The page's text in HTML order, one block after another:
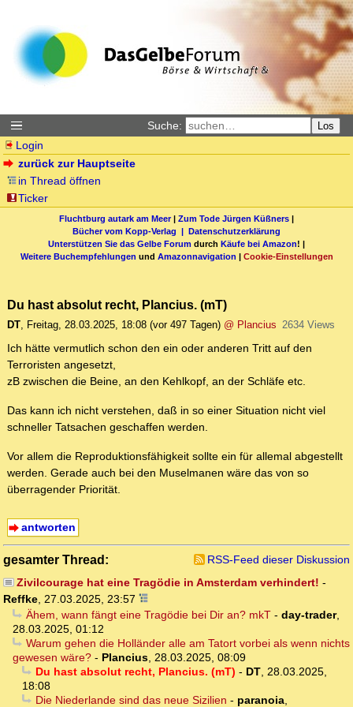
Suche: Los
Login
zurück zur Hauptseite
in Thread öffnen
Ticker
Fluchtburg autark am Meer| Zum Tode Jürgen Küßners |
Bücher vom Kopp-Verlag | Datenschutzerklärung
Unterstützen Sie das Gelbe Forum durch Käufe bei Amazon! |
Weitere Buchempfehlungen und Amazonnavigation | Cookie-Einstellungen
Du hast absolut recht, Plancius. (mT)
DT, Freitag, 28.03.2025, 18:08 (vor 497 Tagen) @ Plancius 2634 Views
Ich hätte vermutlich schon den ein oder anderen Tritt auf den
Terroristen angesetzt,
zB zwischen die Beine, an den Kehlkopf, an der Schläfe etc.
Das kann ich nicht verstehen, daß in so einer Situation nicht viel
schneller Tatsachen geschaffen werden.
Vor allem die Reproduktionsfähigkeit sollte ein für allemal abgestellt
werden. Gerade auch bei den Muselmanen wäre das von so
überragender Priorität.
antworten
gesamter Thread:
RSS-Feed dieser Diskussion
Zivilcourage hat eine Tragödie in Amsterdam verhindert! -
Reffke, 27.03.2025, 23:57
Ähem, wann fängt eine Tragödie bei Dir an? mkT- day-trader,
28.03.2025, 01:12
Warum gehen die Holländer alle am Tatort vorbei als wenn nichts
gewesen wäre? - Plancius, 28.03.2025, 08:09
Du hast absolut recht, Plancius. (mT) - DT, 28.03.2025,
18:08
Die Niederlande sind das neue Sizilien - paranoia,